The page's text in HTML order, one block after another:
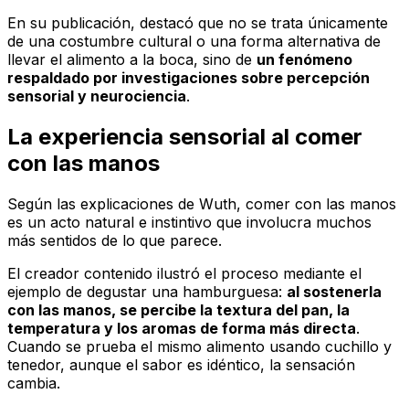
En su publicación, destacó que no se trata únicamente
de una costumbre cultural o una forma alternativa de
llevar el alimento a la boca, sino de un fenómeno
respaldado por investigaciones sobre percepción
sensorial y neurociencia.
La experiencia sensorial al comer
con las manos
Según las explicaciones de Wuth, comer con las manos
es un acto natural e instintivo que involucra muchos
más sentidos de lo que parece.
El creador contenido ilustró el proceso mediante el
ejemplo de degustar una hamburguesa: al sostenerla
con las manos, se percibe la textura del pan, la
temperatura y los aromas de forma más directa.
Cuando se prueba el mismo alimento usando cuchillo y
tenedor, aunque el sabor es idéntico, la sensación
cambia.